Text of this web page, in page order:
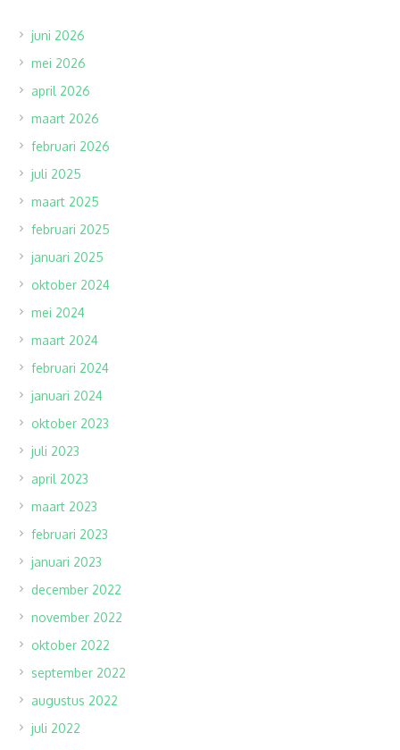
juni 2026
mei 2026
april 2026
maart 2026
februari 2026
juli 2025
maart 2025
februari 2025
januari 2025
oktober 2024
mei 2024
maart 2024
februari 2024
januari 2024
oktober 2023
juli 2023
april 2023
maart 2023
februari 2023
januari 2023
december 2022
november 2022
oktober 2022
september 2022
augustus 2022
juli 2022